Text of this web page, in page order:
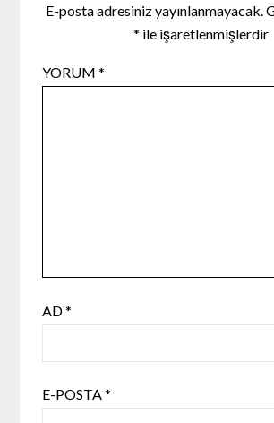
E-posta adresiniz yayınlanmayacak.
* ile işaretlenmişlerdir
YORUM*
AD*
E-POSTA*